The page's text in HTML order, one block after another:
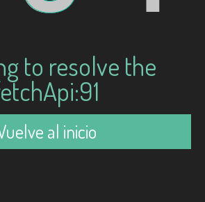
to resolve the
al inicio